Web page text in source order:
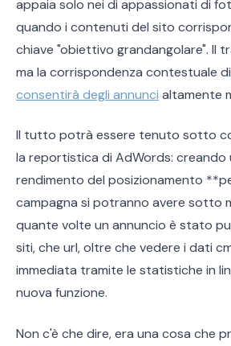
appaia solo nei di appassionati di
quando i contenuti del sito
chiave "obiettivo grandangolare". Il
ma la corrispondenza contestuale di
consentirà degli annunci altamente
Il tutto potrà essere tenuto sotto
la reportistica di AdWords:
rendimento del posizionamento
campagna si potranno avere sotto
quante volte un annuncio è stato
siti, che url, oltre che vedere i dati
immediata tramite le statistiche in
nuova funzione.
Non c'è che dire, era una cosa che